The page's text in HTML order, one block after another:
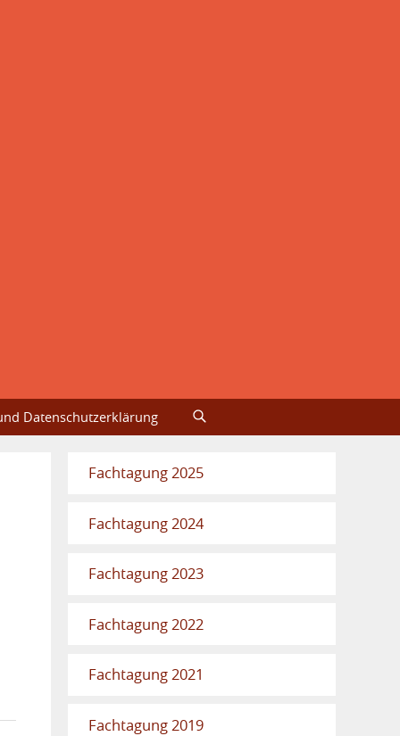
Datenschutzerklärung
Fachtagung 2025
Fachtagung 2024
Fachtagung 2023
Fachtagung 2022
Fachtagung 2021
Fachtagung 2019